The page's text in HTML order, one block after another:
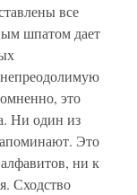
все
шпатом дает
это
Ни один из
Это
ни к
Сходство